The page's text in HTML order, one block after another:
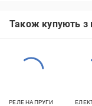
Також купують з
РЕЛЕ НАПРУГИ